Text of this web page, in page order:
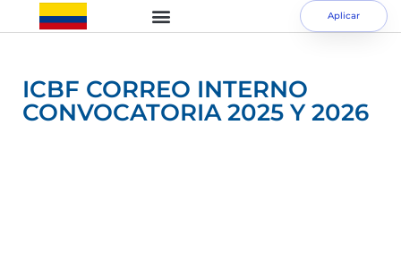
Aplicar
ICBF CORREO INTERNO
CONVOCATORIA 2025 Y 2026